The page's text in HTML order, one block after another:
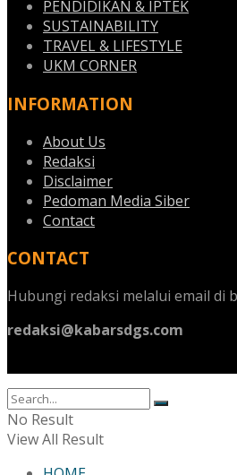
PENDIDIKAN & IPTEK
SUSTAINABILITY
TRAVEL & LIFESTYLE
UKM CORNER
INFORMATION
About Us
Redaksi
Disclaimer
Pedoman Media Siber
Contact
CONTACT
Hubungi redaksi melalui email di
redaksi@kabarsdgs.com
No Result
View All Result